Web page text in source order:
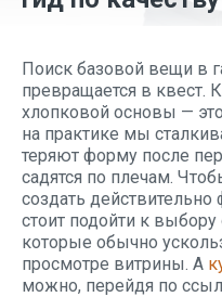
Поиск базовой вещи в
превращается в квест.
хлопковой основы —
на практике мы
теряют форму после
садятся по плечам.
создать
стоит подойти к
которые обычно
просмотре витрины. А
можно, перейдя по